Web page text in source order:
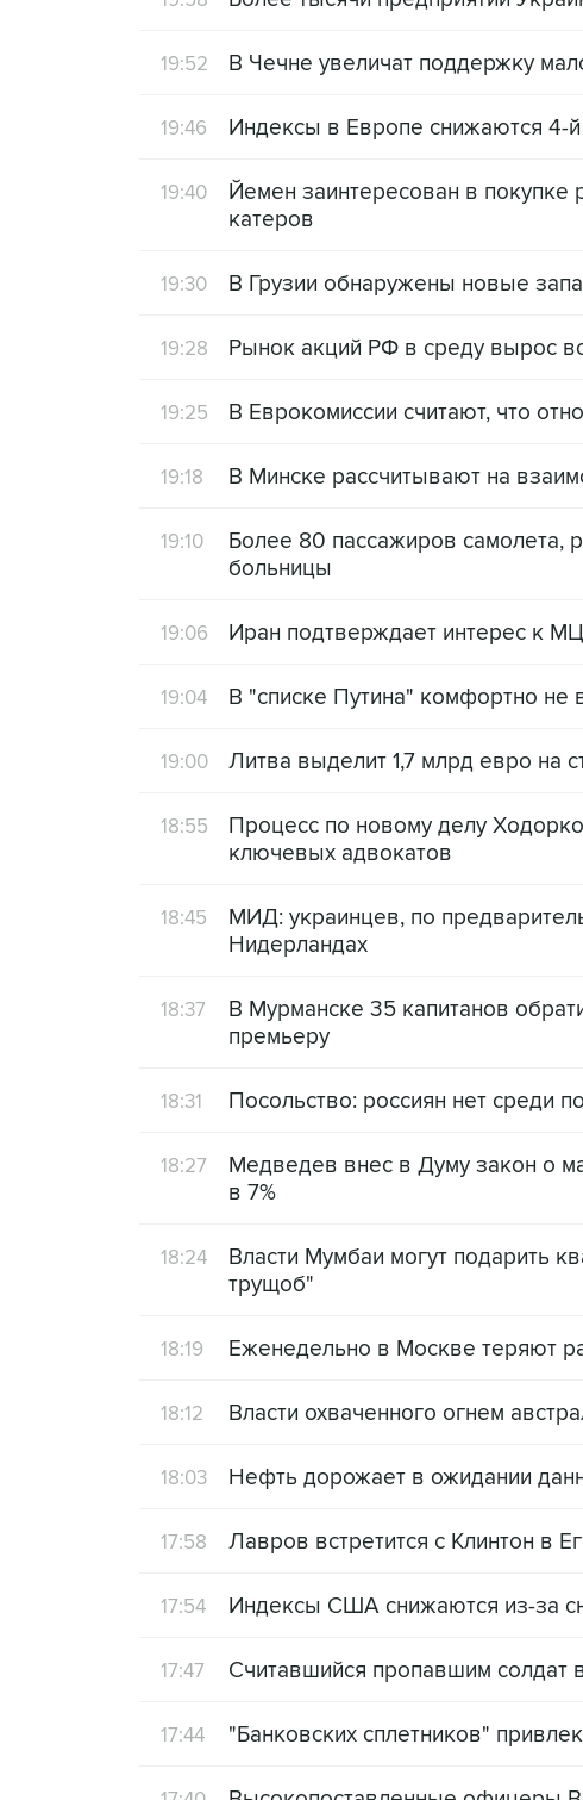
19:52 В Чечне увеличат поддержку
19:46 Индексы в Европе снижаются 4-
19:40
Йемен заинтересован в покупке
катеров
19:30 В Грузии обнаружены новые
19:28 Рынок акций РФ в среду вырос
19:25 В Еврокомиссии считают, что
19:18 В Минске рассчитывают на
19:10
Более 80 пассажиров самолета,
больницы
19:06 Иран подтверждает интерес к
19:04 В "списке Путина" комфортно не
19:00 Литва выделит 1,7 млрд евро на
18:55
Процесс по новому делу
ключевых адвокатов
18:45
МИД: украинцев, по
Нидерландах
18:37
В Мурманске 35 капитанов
премьеру
18:31 Посольство: россиян нет среди
18:27
Медведев внес в Думу закон о
в 7%
18:24
Власти Мумбаи могут подарить
трущоб"
18:19 Еженедельно в Москве теряют
18:12 Власти охваченного огнем
18:03 Нефть дорожает в ожидании
17:58 Лавров встретится с Клинтон в
17:54 Индексы США снижаются из-за
17:47 Считавшийся пропавшим солдат
17:44 "Банковских сплетников"